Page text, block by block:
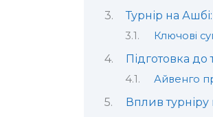
Турнір на
Ключові
Підготовка до
Айвенго
Вплив